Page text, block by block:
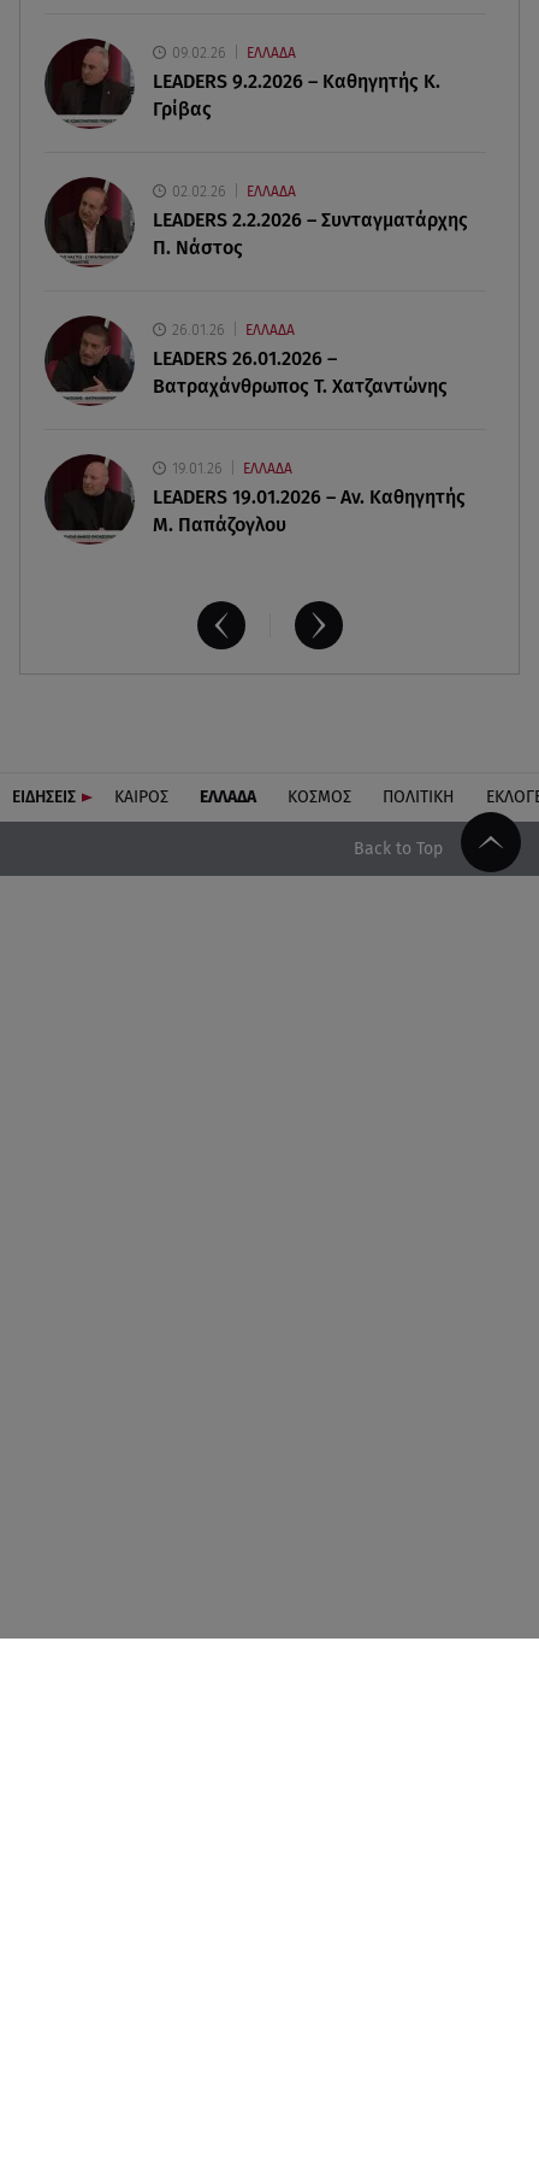
07.08.26 , 18:45
Φωτιά στο Στεφάνι Κορίνθου: Μήνυμα από το 112
- Σηκώθηκαν εναέρια μέσα
Έξοδος Αυγούστου: Στο 100% η πληρότητα για
Κυκλάδες
Παιδικοί σταθμοί: Πότε βγαίνουν τα προσωρινά
αποτελέσματα
09.02.26 ΕΛΛΑΔΑ
LEADERS 9.2.2026 – Καθηγητής Κ.
Γρίβας
02.02.26 ΕΛΛΑΔΑ
LEADERS 2.2.2026 – Συνταγματάρχης
Π. Νάστος
26.01.26 ΕΛΛΑΔΑ
LEADERS 26.01.2026 –
Βατραχάνθρωπος Τ. Χατζαντώνης
19.01.26 ΕΛΛΑΔΑ
LEADERS 19.01.2026 – Αν. Καθηγητής
Μ. Παπάζογλου
ΕΙΔΗΣΕΙΣ ΚΑΙΡΟΣ ΕΛΛΑΔΑ ΚΟΣΜΟΣ ΠΟΛΙΤΙΚΗ
Back to Top